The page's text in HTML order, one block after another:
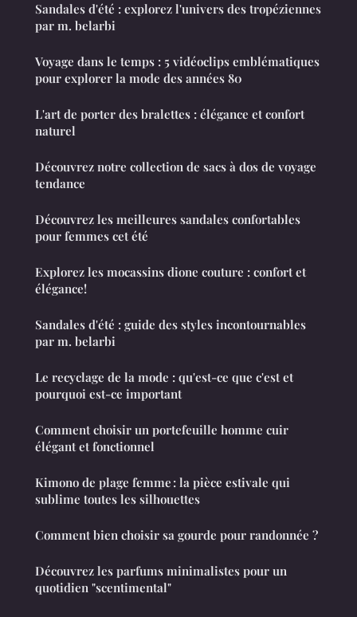
Sandales d'été : explorez l'univers des tropéziennes
par m. belarbi
Voyage dans le temps : 5 vidéoclips emblématiques
pour explorer la mode des années 80
L'art de porter des bralettes : élégance et confort
naturel
Découvrez notre collection de sacs à dos de voyage
tendance
Découvrez les meilleures sandales confortables
pour femmes cet été
Explorez les mocassins dione couture : confort et
élégance!
Sandales d'été : guide des styles incontournables
par m. belarbi
Le recyclage de la mode : qu'est-ce que c'est et
pourquoi est-ce important
Comment choisir un portefeuille homme cuir
élégant et fonctionnel
Kimono de plage femme : la pièce estivale qui
sublime toutes les silhouettes
Comment bien choisir sa gourde pour randonnée ?
Découvrez les parfums minimalistes pour un
quotidien "scentimental"